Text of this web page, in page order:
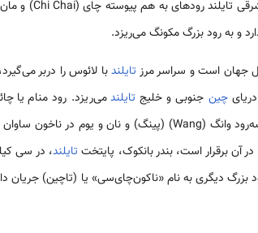
جهان است و سراسر مرز تایلند
چین جنوبی و خلیج تایلندمی‌ریزد. رود منام یا
برقرار است، بندر بانکوک، پایتخت تایلند، در سی
بزرگ دیگری به نام «ناکون‌چای‌سی» یا (تاچین) جریان